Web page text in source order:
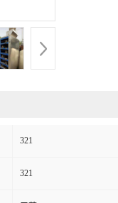
321
321